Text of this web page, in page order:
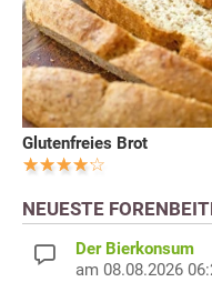
Glutenfreies Brot
NEUESTE
Der Bierkonsum
am 08.08.2026